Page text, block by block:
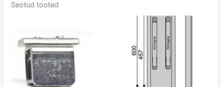
Seotud tooted